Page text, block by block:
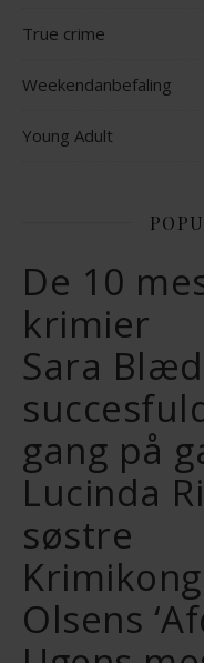
True crime
Weekendanbefaling
Young Adult
De 10
krimier
Sara
gang på
Lucinda
søstre
Olsens